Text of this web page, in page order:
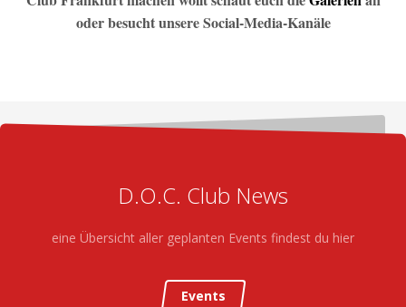
oder besucht unsere Social-Media-Kanäle
D.O.C. Club News
eine Übersicht aller geplanten Events findest du hier
Events